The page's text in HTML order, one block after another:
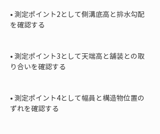
• 測定ポイント2として側溝底高と排水勾配
を確認する
• 測定ポイント3として天端高と舗装との取
り合いを確認する
• 測定ポイント4として幅員と構造物位置の
ずれを確認する